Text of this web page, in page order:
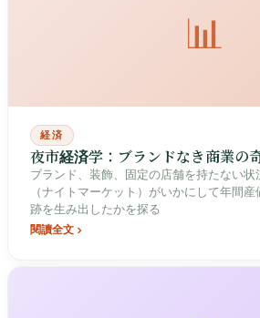
📊
経済
夜市経済学：ブランドなき商業の
ブランド、装飾、固定の店舗を持たない
（ナイトマーケット）がいかにして年間
跡を生み出したかを探る
閱讀全文